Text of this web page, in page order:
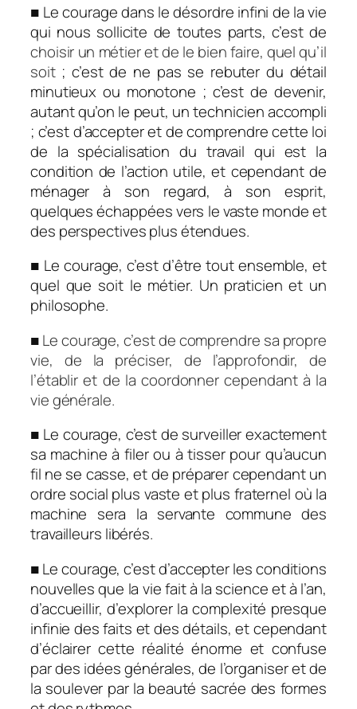
■ Le courage dans le désordre infini de la vie
qui nous sollicite de toutes parts, c’est de
choisir un métier et de le bien faire, quel qu’il
soit ; c’est de ne pas se rebuter du détail
minutieux ou monotone ; c’est de devenir,
autant qu’on le peut, un technicien accompli
; c’est d’accepter et de comprendre cette loi
de la spécialisation du travail qui est la
condition de l’action utile, et cependant de
ménager à son regard, à son esprit,
quelques échappées vers le vaste monde et
des perspectives plus étendues.
■ Le courage, c’est d’être tout ensemble, et
quel que soit le métier. Un praticien et un
philosophe.
■Le courage, c’est de comprendre sa propre
vie, de la préciser, de l’approfondir, de
l’établir et de la coordonner cependant à la
vie générale.
■ Le courage, c’est de surveiller exactement
sa machine à filer ou à tisser pour qu’aucun
fil ne se casse, et de préparer cependant un
ordre social plus vaste et plus fraternel où la
machine sera la servante commune des
travailleurs libérés.
■ Le courage, c’est d’accepter les conditions
nouvelles que la vie fait à la science et à l’an,
d’accueillir, d’explorer la complexité presque
infinie des faits et des détails, et cependant
d’éclairer cette réalité énorme et confuse
par des idées générales, de l’organiser et de
la soulever par la beauté sacrée des formes